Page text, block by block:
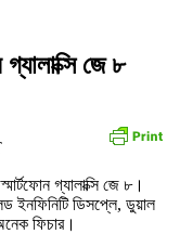
জে ৮
গ্যালাক্সি জে ৮।
ইনফিনিটি ডিসপ্লে, ডুয়াল
ফিচার।